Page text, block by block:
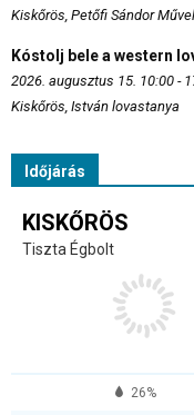
Kiskőrös, Petőfi Sándor
Kóstolj bele a western
2026. augusztus 15. 10:00 -
Kiskőrös, István lovastanya
Időjárás
KISKŐRÖS
Tiszta Égbolt
26%